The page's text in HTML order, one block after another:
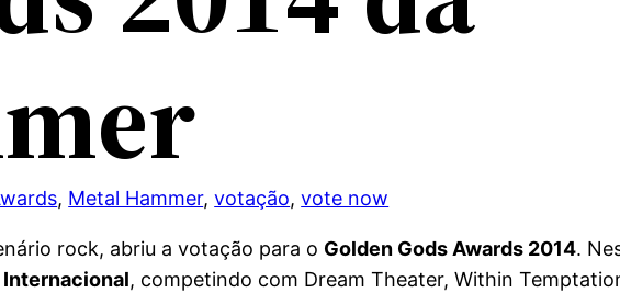
, Metal Hammer, votação, vote now
rock, abriu a votação para o Golden Gods Awards 2014.
Internacional, competindo com Dream Theater, Within